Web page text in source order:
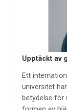
Upptäckt av
Ett
universitet
betydelse för